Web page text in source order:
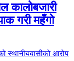
कालोबजारी
गरी महँगो